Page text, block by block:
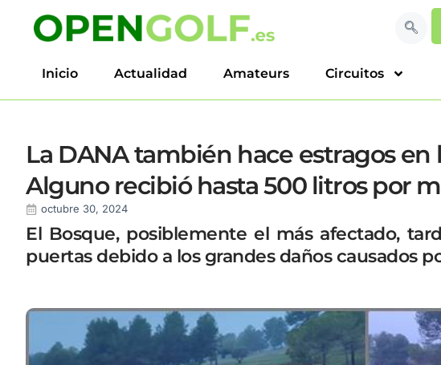
Inicio Actualidad Amateurs Circuitos
La DANA también hace estragos en
Alguno recibió hasta 500 litros por
octubre 30, 2024
El Bosque, posiblemente el más afectado,
puertas debido a los grandes daños causados